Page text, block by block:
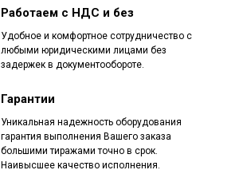
Работаем с НДС и без
Удобное и комфортное сотрудничество с
любыми юридическими лицами без
задержек в документообороте.
Гарантии
Уникальная надежность оборудования
гарантия выполнения Вашего заказа
большими тиражами точно в срок.
Наивысшее качество исполнения.